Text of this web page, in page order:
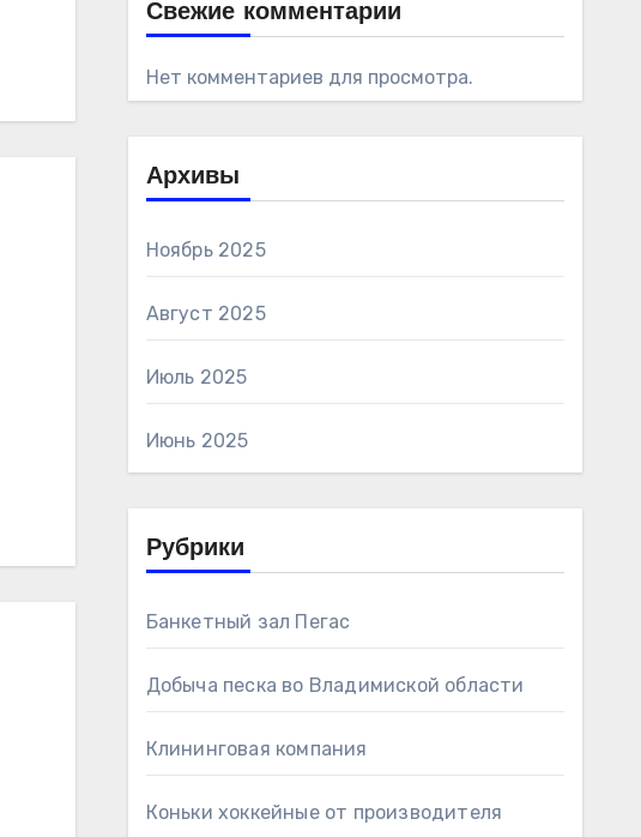
Свежие комментарии
Нет комментариев для просмотра.
Архивы
Ноябрь 2025
Август 2025
Июль 2025
Июнь 2025
Рубрики
Банкетный зал Пегас
Добыча песка во Владимиской области
Клининговая компания
Коньки хоккейные от производителя